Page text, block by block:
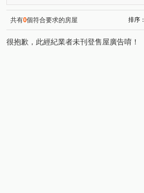
共有0個符合要求的房屋 排序：
很抱歉，此經紀業者未刊登售屋廣告唷！